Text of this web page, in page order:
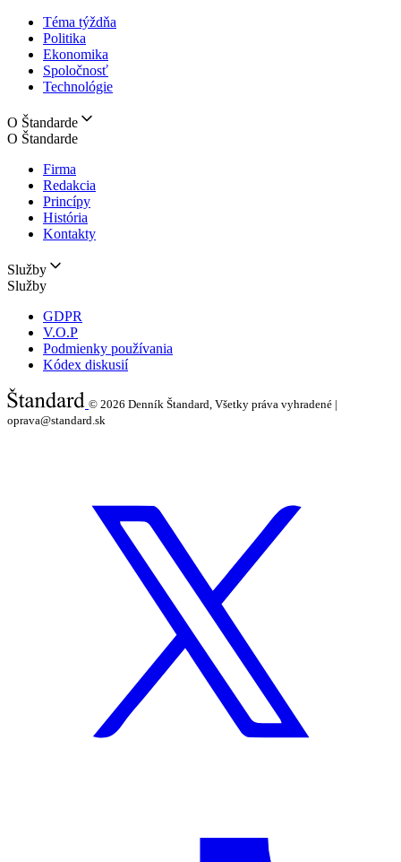
Téma týždňa
Politika
Ekonomika
Spoločnosť
Technológie
O Štandarde
O Štandarde
Firma
Redakcia
Princípy
História
Kontakty
Služby
Služby
GDPR
V.O.P
Podmienky používania
Kódex diskusií
© 2026 Denník Štandard, Všetky práva vyhradené |
oprava@standard.sk